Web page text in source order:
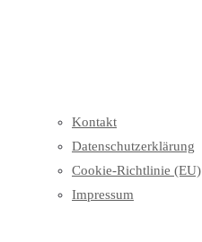
Kontakt
Datenschutzerklärung
Cookie-Richtlinie (EU)
Impressum